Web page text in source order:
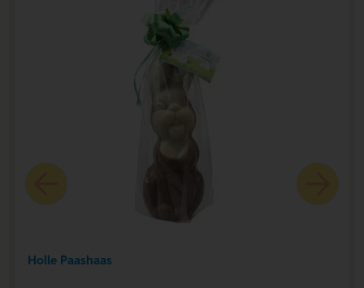
Holle Paashaas